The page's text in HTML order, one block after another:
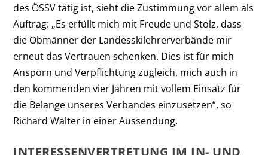
des ÖSSV tätig ist, sieht die Zustimmung vor allem als
Auftrag: „Es erfüllt mich mit Freude und Stolz, dass
die Obmänner der Landesskilehrerverbände mir
erneut das Vertrauen schenken. Dies ist für mich
Ansporn und Verpflichtung zugleich, mich auch in
den kommenden vier Jahren mit vollem Einsatz für
die Belange unseres Verbandes einzusetzen“, so
Richard Walter in einer Aussendung.